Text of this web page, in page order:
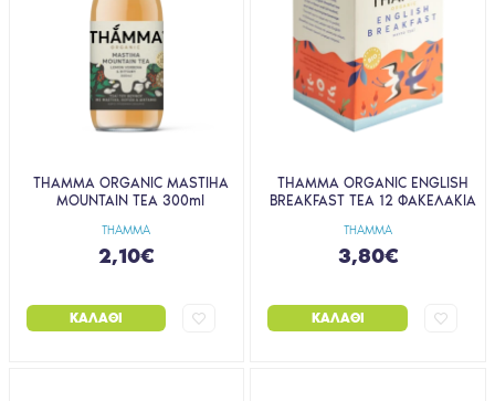
THAMMA
THAMMA ORGANIC MASTIHA
MOUNTAIN TEA 300ml
2,10€
ΚΑΛΆΘΙ
THAMMA
THAMMA ORGANIC ENGLISH
BREAKFAST TEA 12 ΦΑΚΕΛΑΚΙΑ
3,80€
ΚΑΛΆΘΙ